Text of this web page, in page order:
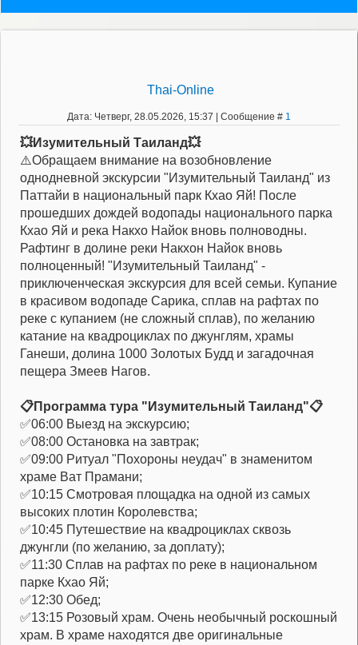
Thai-Online
Дата: Четверг, 28.05.2026, 15:37 | Сообщение # 1
💥Изумительный Таиланд💥
⚠️Обращаем внимание на возобновление
однодневной экскурсии "Изумительный Таиланд" из
Паттайи в национальный парк Кхао Яй! После
прошедших дождей водопады национального парка
Кхао Яй и река Накхо Найок вновь полноводны.
Рафтинг в долине реки Накхон Найок вновь
полноценный! "Изумительный Таиланд" -
приключенческая экскурсия для всей семьи. Купание
в красивом водопаде Сарика, сплав на рафтах по
реке с купанием (не сложный сплав), по желанию
катание на квадроциклах по джунглям, храмы
Ганеши, долина 1000 Золотых Будд и загадочная
пещера Змеев Нагов.
📋Программа тура "Изумительный Таиланд"📋
✅06:00 Выезд на экскурсию;
✅08:00 Остановка на завтрак;
✅09:00 Ритуал "Похороны неудач" в знаменитом
храме Ват Прамани;
✅10:15 Смотровая площадка на одной из самых
высоких плотин Королевства;
✅10:45 Путешествие на квадроциклах сквозь
джунгли (по желанию, за доплату);
✅11:30 Сплав на рафтах по реке в национальном
парке Кхао Яй;
✅12:30 Обед;
✅13:15 Розовый храм. Очень необычный роскошный
храм. В храме находятся две оригинальные